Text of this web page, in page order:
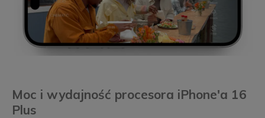
Moc i wydajność procesora iPhone'a 16
Plus